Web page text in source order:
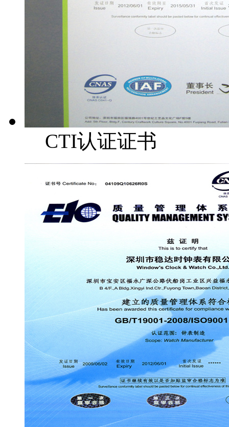
CTI认证证书